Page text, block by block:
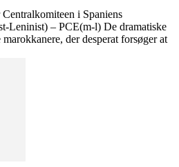
i Spaniens
Leninist) – PCE(m-l) De dramatiske
der desperat forsøger at